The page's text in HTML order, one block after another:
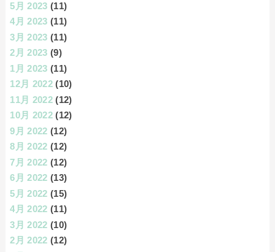
5月 2023 (11)
4月 2023 (11)
3月 2023 (11)
2月 2023 (9)
1月 2023 (11)
12月 2022 (10)
11月 2022 (12)
10月 2022 (12)
9月 2022 (12)
8月 2022 (12)
7月 2022 (12)
6月 2022 (13)
5月 2022 (15)
4月 2022 (11)
3月 2022 (10)
2月 2022 (12)